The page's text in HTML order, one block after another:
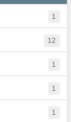
1
12
1
1
1